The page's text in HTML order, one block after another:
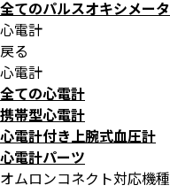
全てのパルスオキシメータ
心電計
戻る
心電計
全ての心電計
携帯型心電計
心電計付き上腕式血圧計
心電計パーツ
オムロンコネクト対応機種